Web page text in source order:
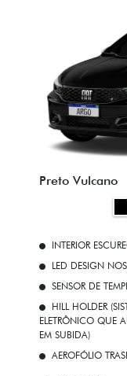
Preto Vulcano
INTERIOR
LED DESIGN
SENSOR DE
HILL HOLDER
ELETRÔNICO QUE
EM SUBIDA)
AEROFÓLIO